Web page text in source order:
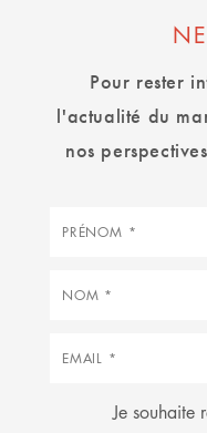
Pour rester
l'actualité du
nos
Prénom
Nom
Courriel
Je souhaite